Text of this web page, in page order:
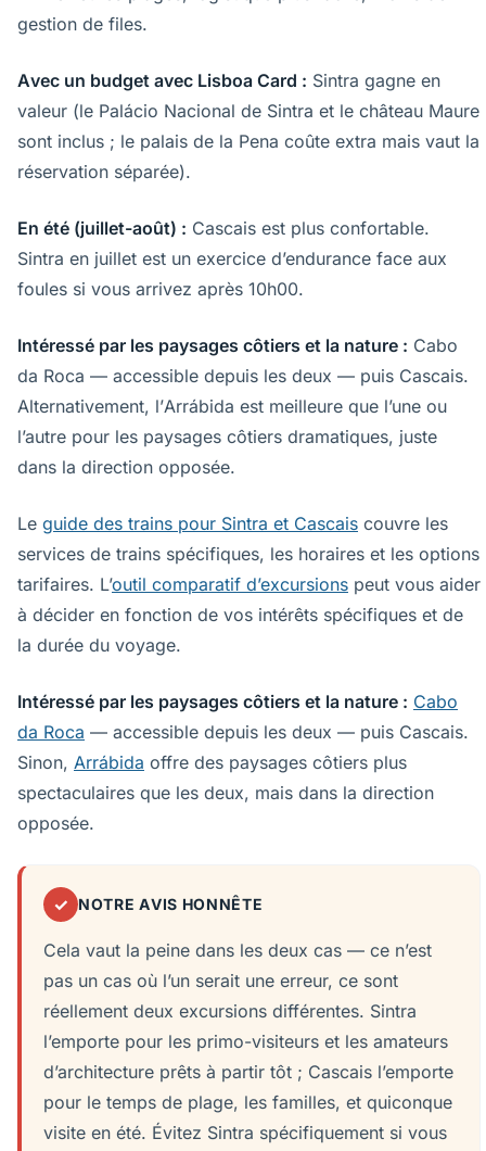
gestion de files.
Avec un budget avec Lisboa Card : Sintra gagne en
valeur (le Palácio Nacional de Sintra et le château Maure
sont inclus ; le palais de la Pena coûte extra mais vaut la
réservation séparée).
En été (juillet-août) : Cascais est plus confortable.
Sintra en juillet est un exercice d’endurance face aux
foules si vous arrivez après 10h00.
Intéressé par les paysages côtiers et la nature : Cabo
da Roca — accessible depuis les deux — puis Cascais.
Alternativement, l’Arrábida est meilleure que l’une ou
l’autre pour les paysages côtiers dramatiques, juste
dans la direction opposée.
Le guide des trains pour Sintra et Cascais couvre les
services de trains spécifiques, les horaires et les options
tarifaires. L’outil comparatif d’excursions peut vous aider
à décider en fonction de vos intérêts spécifiques et de
la durée du voyage.
Intéressé par les paysages côtiers et la nature : Cabo
da Roca — accessible depuis les deux — puis Cascais.
Sinon, Arrábida offre des paysages côtiers plus
spectaculaires que les deux, mais dans la direction
opposée.
✓ NOTRE AVIS HONNÊTE
Cela vaut la peine dans les deux cas — ce n’est
pas un cas où l’un serait une erreur, ce sont
réellement deux excursions différentes. Sintra
l’emporte pour les primo-visiteurs et les amateurs
d’architecture prêts à partir tôt ; Cascais l’emporte
pour le temps de plage, les familles, et quiconque
visite en été. Évitez Sintra spécifiquement si vous